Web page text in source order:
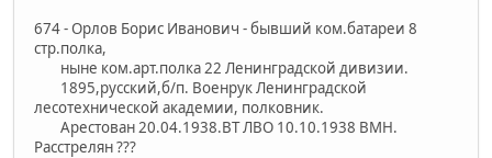
674 - Орлов Борис Иванович - бывший ком.батареи 8
стр.полка,
ныне ком.арт.полка 22 Ленинградской дивизии.
1895,русский,б/п. Военрук Ленинградской
лесотехнической академии, полковник.
Арестован 20.04.1938.ВТ ЛВО 10.10.1938 ВМН.
Расстрелян ???